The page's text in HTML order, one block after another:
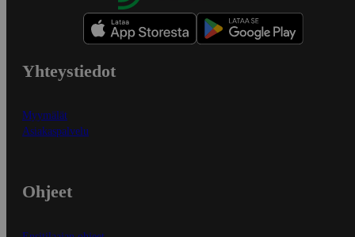
Yhteystiedot
Myymälät
Asiakaspalvelu
Ohjeet